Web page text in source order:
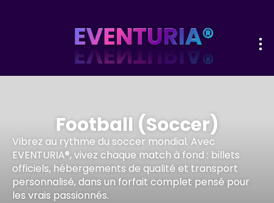
Football (Soccer)
Vibrez au rythme du soccer mondial. Avec
EVENTURIA®, vivez chaque match à fond : billets
officiels, hébergements de qualité et transport
personnalisé, dans un forfait complet pensé pour
les vrais passionnés.